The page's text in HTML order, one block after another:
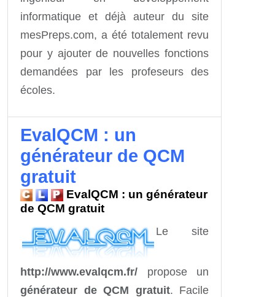
informatique et déjà auteur du site
mesPreps.com, a été totalement revu
pour y ajouter de nouvelles fonctions
demandées par les profeseurs des
écoles.
EvalQCM : un
générateur de QCM
gratuit
EvalQCM : un générateur
de QCM gratuit
Le site
http://www.evalqcm.fr/ propose un
générateur de QCM gratuit. Facile